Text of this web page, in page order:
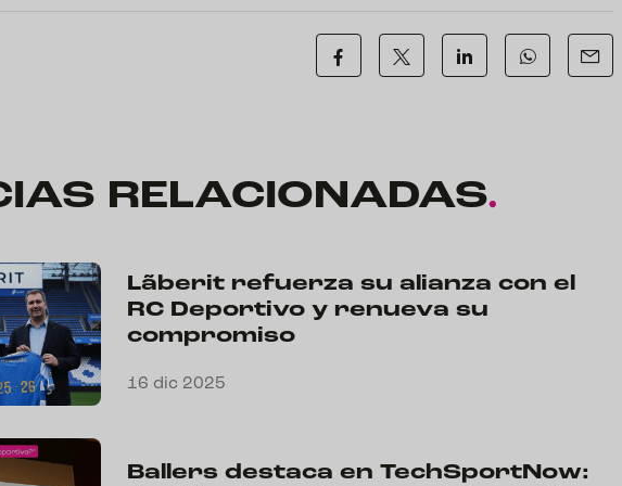
RELACIONADAS.
Lãberit refuerza su alianza con el
RC Deportivo y renueva su
compromiso
16 dic 2025
Ballers destaca en TechSportNow: